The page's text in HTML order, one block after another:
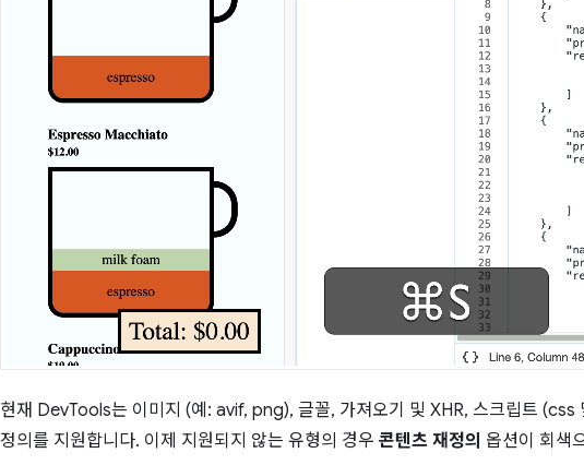
현재 DevTools는 이미지 (예: avif, png), 글꼴, 가져오기 및 XHR, 스크립트 (css
정의를 지원합니다. 이제 지원되지 않는 유형의 경우 콘텐츠 재정의 옵션이 회색